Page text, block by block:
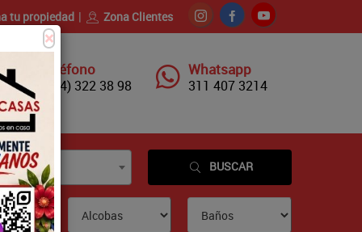
tu propiedad Zona Clientes
Teléfono
(604) 322 38 98
Whatsapp
311 407 3214
BUSCAR
×